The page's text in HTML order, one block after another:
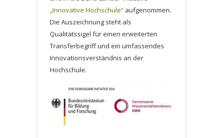
„Innovative Hochschule“ aufgenommen.
Die Auszeichnung steht als
Qualitätssigel für einen erweiterten
Transferbegriff und ein umfassendes
Innovationsverständnis an der
Hochschule.